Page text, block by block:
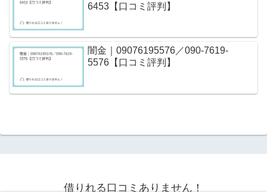
6453【口コミ評判】
闇金｜09076195576／090-7619-
5576【口コミ評判】
借りれる口コミありません！